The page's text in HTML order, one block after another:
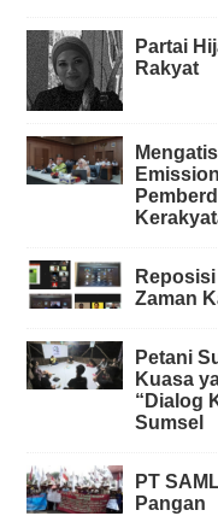
Partai
Rakyat
Zaman
Petani
Kuasa
“Dialog
Sumsel
PT
Pangan